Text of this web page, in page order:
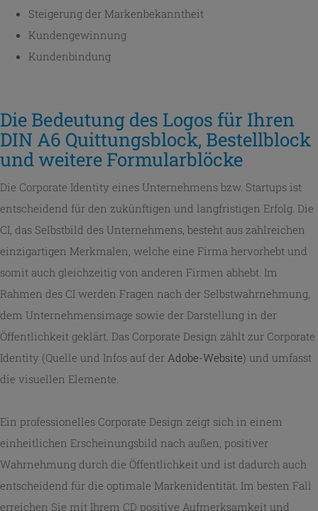
Steigerung der Markenbekanntheit
Kundengewinnung
Kundenbindung
Die Bedeutung des Logos für Ihren
DIN A6 Quittungsblock, Bestellblock
und weitere Formularblöcke
Die Corporate Identity eines Unternehmens bzw. Startups ist
entscheidend für den zukünftigen und langfristigen Erfolg. Die
CI, das Selbstbild des Unternehmens, besteht aus zahlreichen
einzigartigen Merkmalen, welche eine Firma hervorhebt und
somit auch gleichzeitig von anderen Firmen abhebt. Im
Rahmen des CI werden Fragen nach der Selbstwahrnehmung,
dem Unternehmensimage sowie der Darstellung in der
Öffentlichkeit geklärt. Das Corporate Design zählt zur Corporate
Identity (Quelle und Infos auf der Adobe-Website) und umfasst
die visuellen Elemente.
Ein professionelles Corporate Design zeigt sich in einem
einheitlichen Erscheinungsbild nach außen, positiver
Wahrnehmung durch die Öffentlichkeit und ist dadurch auch
entscheidend für die optimale Markenidentität. Im besten Fall
erreichen Sie mit Ihrem CD positive Aufmerksamkeit und